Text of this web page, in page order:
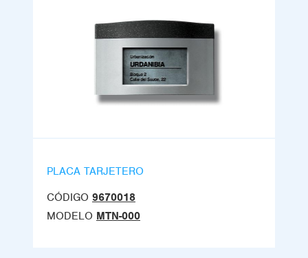
PLACA TARJETERO
CÓDIGO 9670018
MODELO MTN-000